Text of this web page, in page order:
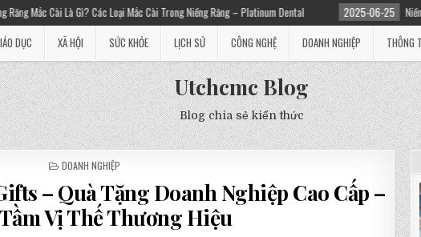
Các Loại Mắc Cài Trong Niềng Răng – Platinum Dental 2025-06-25 Niềng răng giá bao
DỤC XÃ HỘI SỨC KHỎE LỊCH SỬ CÔNG NGHỆ DOANH NGHIỆP THÔNG
Utchcmc Blog
Blog chia sẻ kiến thức
POSTED
DOANH NGHIỆP
– Quà Tặng Doanh Nghiệp Cao Cấp –
Vị Thế Thương Hiệu